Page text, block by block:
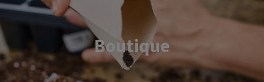
Boutique